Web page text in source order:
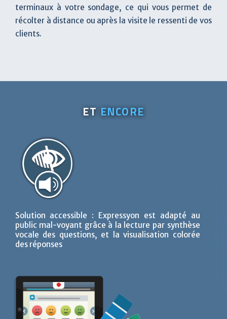
terminaux à votre sondage, ce qui vous permet de
récolter à distance ou après la visite le ressenti de vos
clients.
ET ENCORE
Solution accessible : Expressyon est adapté au
public mal-voyant grâce à la lecture par synthèse
vocale des questions, et la visualisation colorée
des réponses